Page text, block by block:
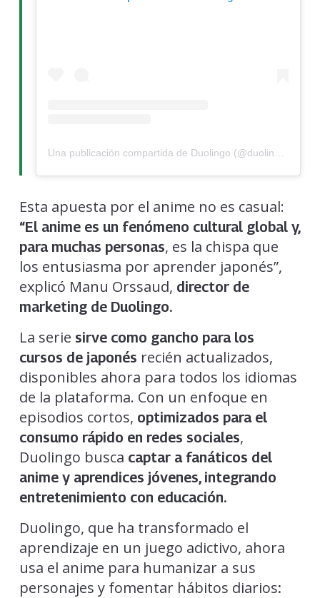
Esta apuesta por el anime no es casual:
“El anime es un fenómeno cultural global y,
para muchas personas, es la chispa que
los entusiasma por aprender japonés”,
explicó Manu Orssaud, director de
marketing de Duolingo.
La serie sirve como gancho para los
cursos de japonés recién actualizados,
disponibles ahora para todos los idiomas
de la plataforma. Con un enfoque en
episodios cortos, optimizados para el
consumo rápido en redes sociales,
Duolingo busca captar a fanáticos del
anime y aprendices jóvenes, integrando
entretenimiento con educación.
Duolingo, que ha transformado el
aprendizaje en un juego adictivo, ahora
usa el anime para humanizar a sus
personajes y fomentar hábitos diarios: